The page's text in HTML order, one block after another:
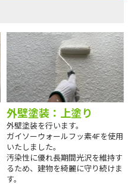
外壁塗装：上塗り
外壁塗装を行います。
ガイソーウォールフッ素4Fを使用
いたしました。
汚染性に優れ長期間光沢を維持す
るため、建物を綺麗に守り続けま
す。